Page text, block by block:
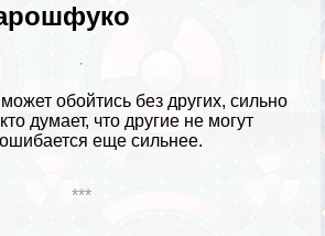
может обойтись без других, сильно
думает, что другие не могут
еще сильнее.
***